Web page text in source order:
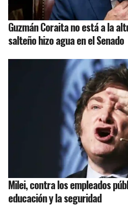
Guzmán Coraita no está a la
salteño hizo agua en el Senado
Milei, contra los empleados
educación y la seguridad